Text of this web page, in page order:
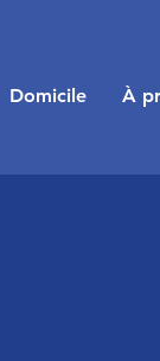
Domicile À